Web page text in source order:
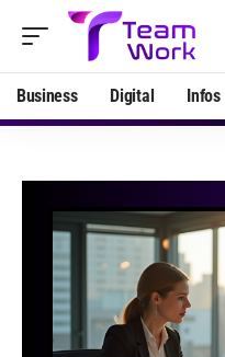
Business Digital Infos